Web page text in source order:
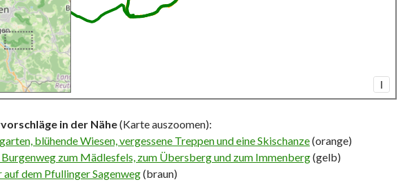
I
in der Nähe(Karte auszoomen):
blühende Wiesen, vergessene Treppen und eine Skischanze(orange)
zum Mädlesfels, zum Übersberg und zum Immenberg(gelb)
dem Pfullinger Sagenweg(braun)